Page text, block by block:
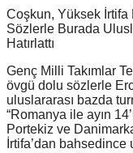
Coşkun, Yüksek İrtifa
Sözlerle Burada
Hatırlattı
Genç Milli Takımlar
övgü dolu sözlerle
uluslararası bazda
“Romanya ile ayın
Portekiz ve
İrtifa’dan